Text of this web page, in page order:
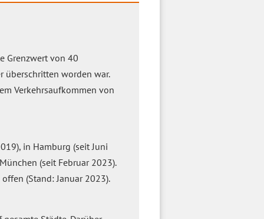
Grenzwert von 40
überschritten worden war.
Verkehrsaufkommen von
in Hamburg (seit Juni
(seit Februar 2023).
(Stand: Januar 2023).